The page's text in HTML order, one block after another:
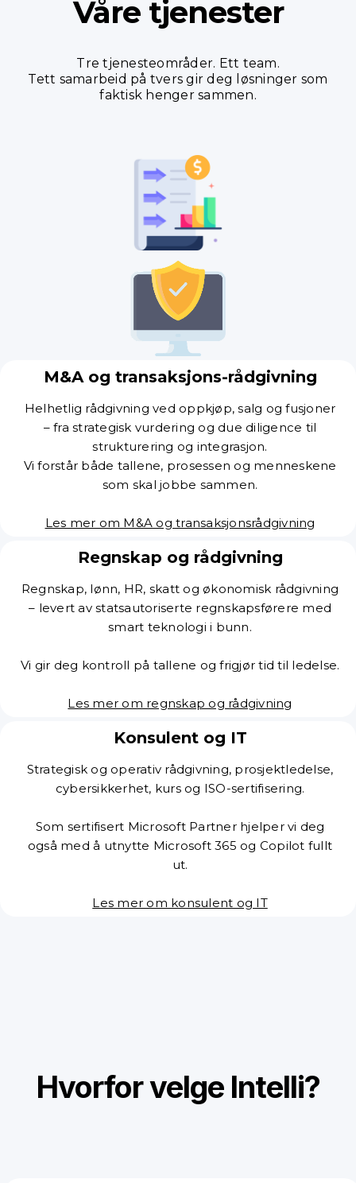
Våre tjenester
Tre tjenesteområder. Ett team.
Tett samarbeid på tvers gir deg løsninger som
faktisk henger sammen.
M&A og transaksjons-rådgivning
Helhetlig rådgivning ved oppkjøp, salg og fusjoner
– fra strategisk vurdering og due diligence til
strukturering og integrasjon.
Vi forstår både tallene, prosessen og menneskene
som skal jobbe sammen.
Les mer om M&A og transaksjonsrådgivning
Regnskap og rådgivning
Regnskap, lønn, HR, skatt og økonomisk rådgivning
– levert av statsautoriserte regnskapsførere med
smart teknologi i bunn.
Vi gir deg kontroll på tallene og frigjør tid til ledelse.
Les mer om regnskap og rådgivning
Konsulent og IT
Strategisk og operativ rådgivning, prosjektledelse,
cybersikkerhet, kurs og ISO-sertifisering.
Som sertifisert Microsoft Partner hjelper vi deg
også med å utnytte Microsoft 365 og Copilot fullt
ut.
Les mer om konsulent og IT
Hvorfor velge Intelli?